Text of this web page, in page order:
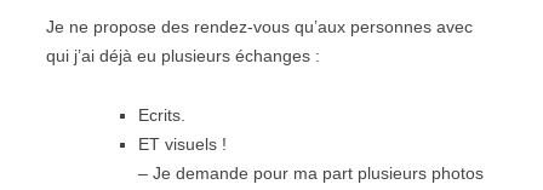
Je ne propose des rendez-vous qu’aux personnes avec
qui j’ai déjà eu plusieurs échanges :
Ecrits.
ET visuels !
– Je demande pour ma part plusieurs photos